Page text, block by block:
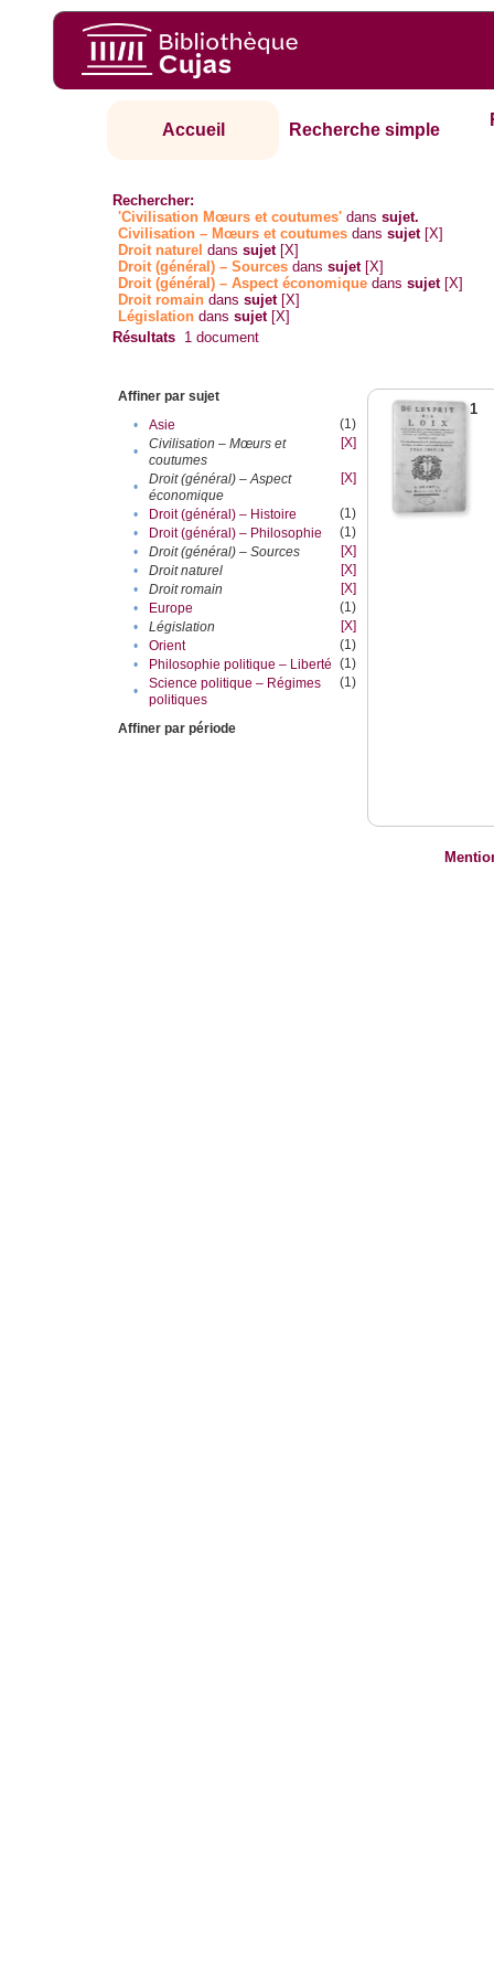
Accueil Recherche simple
Rechercher:
'Civilisation Mœurs et coutumes' danssujet.
Civilisation – Mœurs et coutumes danssujet [X]
Droit naturel danssujet [X]
Droit (général) – Sources danssujet [X]
Droit (général) – Aspect économique danssujet [X]
Droit romain danssujet [X]
Législation danssujet [X]
Résultats 1 document
Affiner par sujet
•
Asie
(1)
•
Civilisation – Mœurs et
coutumes
[X]
•
Droit (général) – Aspect
économique
[X]
• Droit (général) – Histoire
(1)
•
Droit (général) – Philosophie
(1)
•
Droit (général) – Sources
[X]
•
Droit naturel
[X]
•
Droit romain
[X]
•
Europe
(1)
•
Législation
[X]
•
Orient
(1)
•
Philosophie politique – Liberté (1)
•
Science politique – Régimes
politiques
(1)
Affiner par période
1